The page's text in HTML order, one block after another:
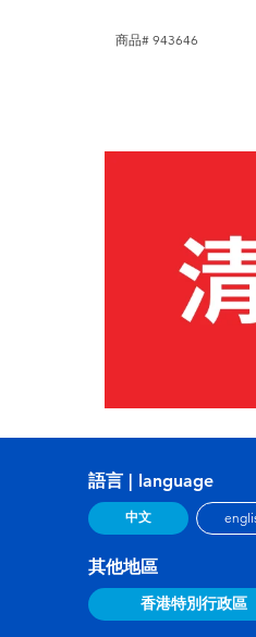
商品# 943646
語言 | language
中文
其他地區
香港特別行政區